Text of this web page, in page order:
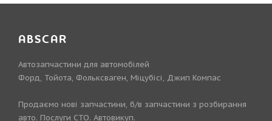
ABSCAR
Автозапчастини для автомобілей
Форд, Тойота, Фольксваген, Міцубісі, Джип Компас
Продаємо нові запчастини, б/в запчастини з розбирання
авто. Послуги СТО. Автовикуп.